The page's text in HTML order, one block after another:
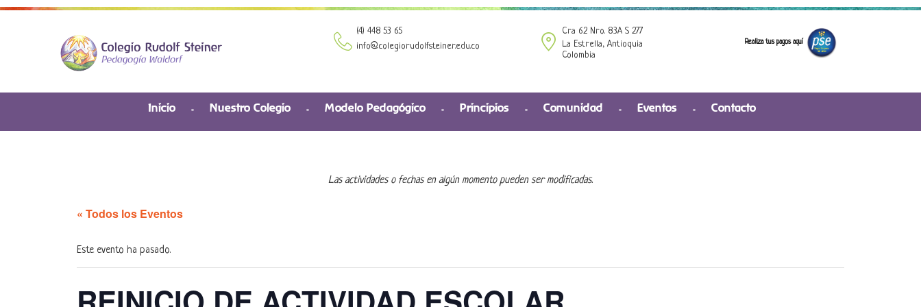
(4) 448 53 65
info@colegiorudolfsteiner.edu.co
Cra 62 Nro. 83A S 277
La Estrella, Antioquia
Colombia
Realiza tus pagos aquí
Inicio Nuestro Colegio Modelo Pedagógico Principios Comunidad Eventos Contacto
Las actividades o fechas en algún momento pueden ser modificadas.
« Todos los Eventos
Este evento ha pasado.